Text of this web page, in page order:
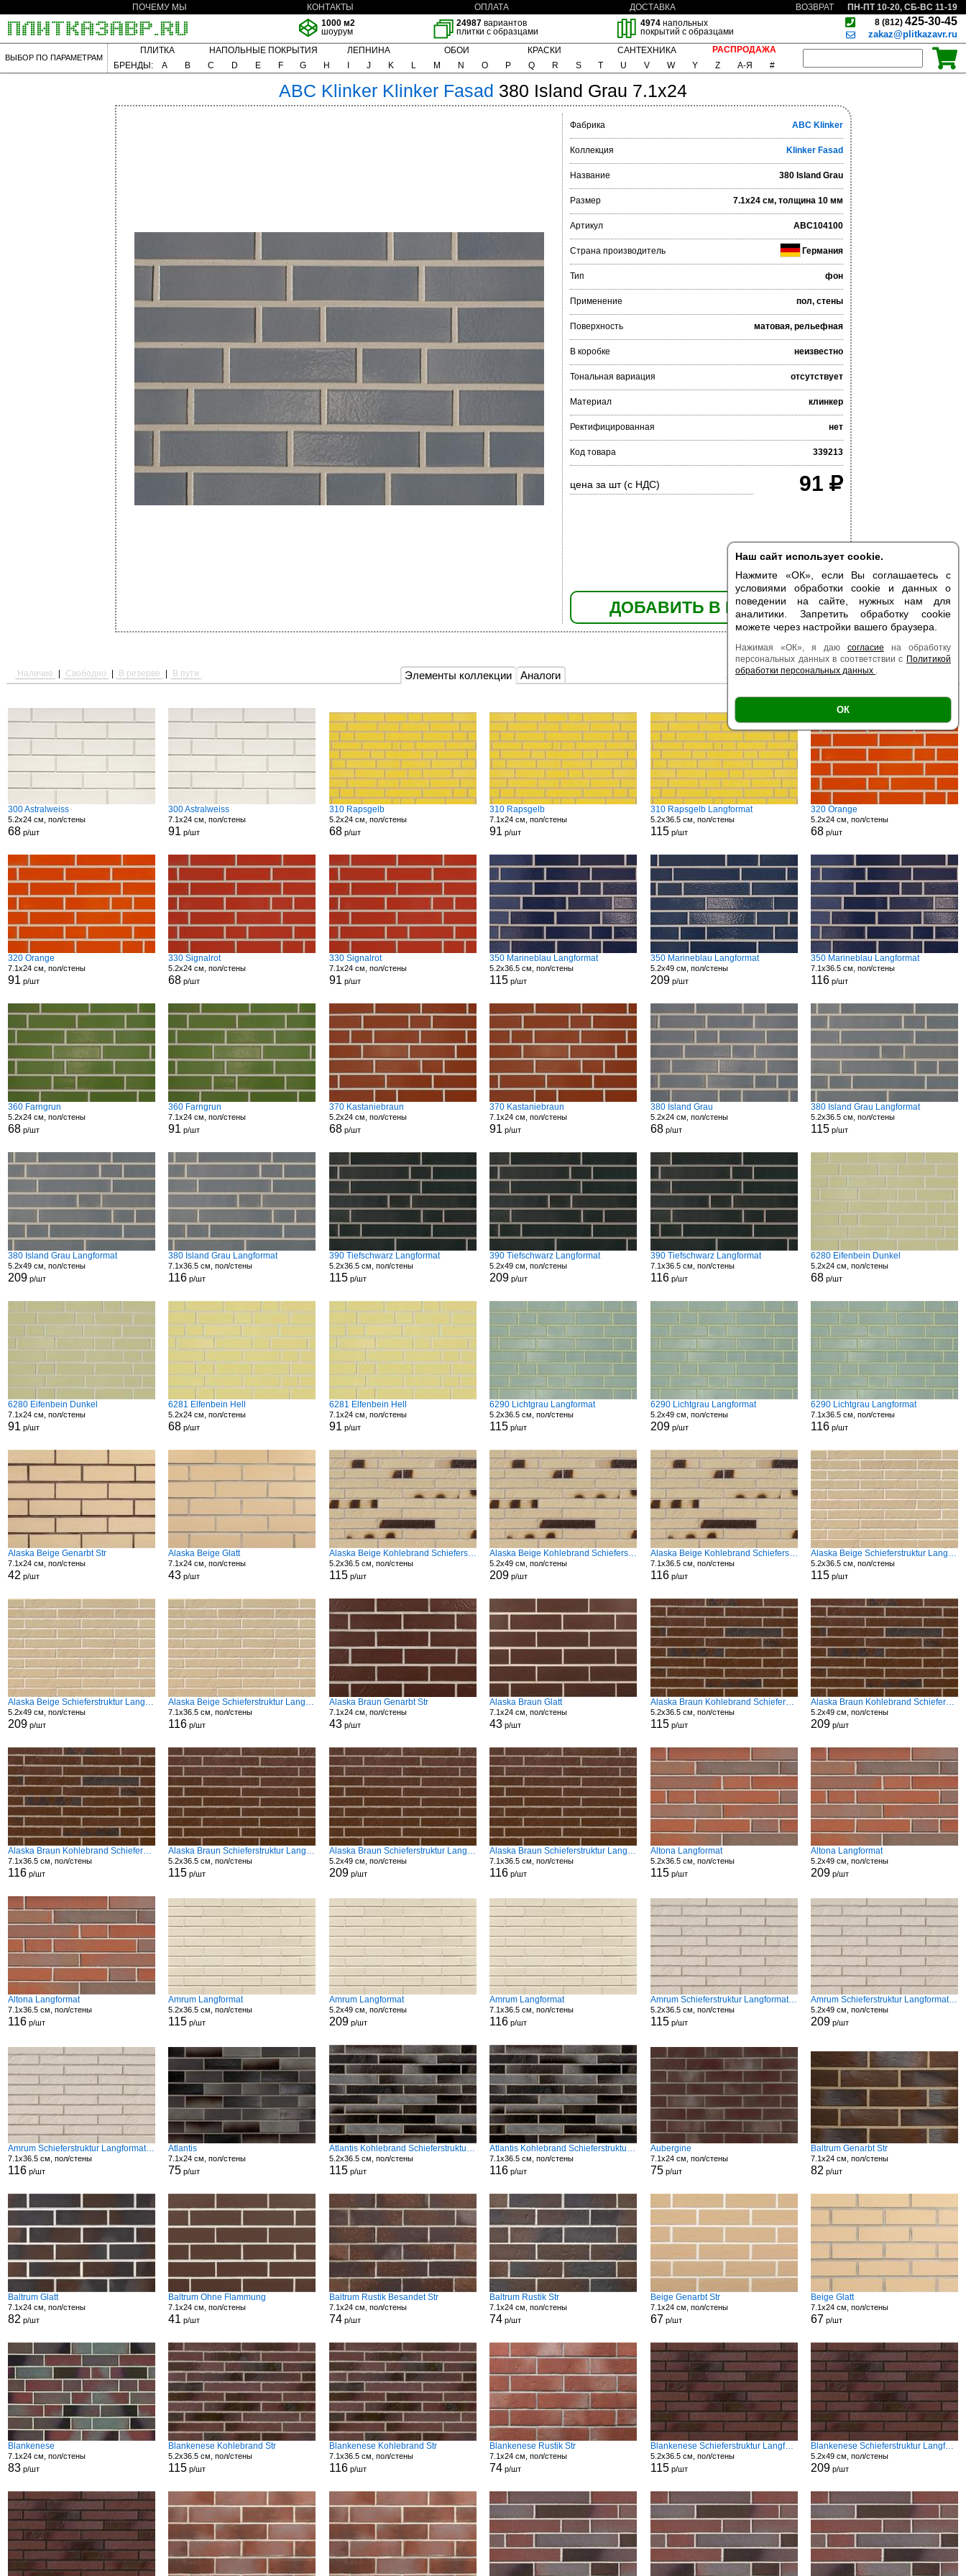
Наш сайт использует cookie.
Нажмите «ОК», если Вы соглашаетесь с
условиями обработки cookie и данных о
поведении на сайте, нужных нам для
аналитики. Запретить обработку cookie
можете через настройки вашего браузера.
Нажимая «ОК», я даю согласие на обработку
персональных данных в соответствии с Политикой
обработки персональных данных .
ОК
ПОЧЕМУ МЫ КОНТАКТЫ ОПЛАТА ДОСТАВКА ВОЗВРАТ
ПН-ПТ 10-20, СБ-ВС 11-19
1000 м2
шоурум
24987 вариантов
плитки с образцами
4974напольных
покрытий с образцами
8 (812) 425-30-45
zakaz@plitkazavr.ru
ВЫБОР ПО ПАРАМЕТРАМ
ПЛИТКА НАПОЛЬНЫЕ ПОКРЫТИЯ ЛЕПНИНА ОБОИ КРАСКИ САНТЕХНИКА
РАСПРОДАЖА
БРЕНДЫ:
A B C D E F G H J K L M N O P Q R S T U V W Y Z А-Я #
ABC Klinker Klinker Fasad 380 Island Grau 7.1x24
Фабрика ABC Klinker
Коллекция Klinker Fasad
Название 380 Island Grau
Размер 7.1x24 см, толщина 10 мм
Артикул ABC104100
Страна производитель Германия
Тип фон
Применение пол, стены
Поверхность матовая, рельефная
В коробке неизвестно
Тональная вариация отсутствует
Материал клинкер
Ректифицированная нет
Код товара 339213
цена за шт (с НДС) 91
ДОБАВИТЬ В КОРЗИНУ
Элементы коллекции Аналоги
Наличие Свободно В резерве В пути Есть образец | Поверхность |
300 Astralweiss
5.2x24 см, пол/стены
68р/шт
300 Astralweiss
7.1x24 см, пол/стены
91 р/шт
310 Rapsgelb
5.2x24 см, пол/стены
68р/шт
310 Rapsgelb
7.1x24 см, пол/стены
91 р/шт
310 Rapsgelb Langformat
5.2x36.5 см, пол/стены
115р/шт
320 Orange
5.2x24 см, пол/стены
68 р/шт
320 Orange
7.1x24 см, пол/стены
91 р/шт
330 Signalrot
5.2x24 см, пол/стены
68 р/шт
330 Signalrot
7.1x24 см, пол/стены
91 р/шт
350 Marineblau Langformat
5.2x36.5 см, пол/стены
115 р/шт
350 Marineblau Langformat
5.2x49 см, пол/стены
209р/шт
350 Marineblau Langformat
7.1x36.5 см, пол/стены
116 р/шт
360 Farngrun
5.2x24 см, пол/стены
68р/шт
360 Farngrun
7.1x24 см, пол/стены
91 р/шт
370 Kastaniebraun
5.2x24 см, пол/стены
68р/шт
370 Kastaniebraun
7.1x24 см, пол/стены
91 р/шт
380 Island Grau
5.2x24 см, пол/стены
68р/шт
380 Island Grau Langformat
5.2x36.5 см, пол/стены
115 р/шт
380 Island Grau Langformat
5.2x49 см, пол/стены
209р/шт
380 Island Grau Langformat
7.1x36.5 см, пол/стены
116 р/шт
390 Tiefschwarz Langformat
5.2x36.5 см, пол/стены
115р/шт
390 Tiefschwarz Langformat
5.2x49 см, пол/стены
209 р/шт
390 Tiefschwarz Langformat
7.1x36.5 см, пол/стены
116р/шт
6280 Eifenbein Dunkel
5.2x24 см, пол/стены
68 р/шт
6280 Eifenbein Dunkel
7.1x24 см, пол/стены
91 р/шт
6281 Elfenbein Hell
5.2x24 см, пол/стены
68 р/шт
6281 Elfenbein Hell
7.1x24 см, пол/стены
91 р/шт
6290 Lichtgrau Langformat
5.2x36.5 см, пол/стены
115 р/шт
6290 Lichtgrau Langformat
5.2x49 см, пол/стены
209р/шт
6290 Lichtgrau Langformat
7.1x36.5 см, пол/стены
116 р/шт
Alaska Beige Genarbt Str
7.1x24 см, пол/стены
42 р/шт
Alaska Beige Glatt
7.1x24 см, пол/стены
43 р/шт
Alaska Beige Kohlebrand Schieferstruktur Langformat Str
5.2x36.5 см, пол/стены
115р/шт
Alaska Beige Kohlebrand Schieferstruktur Langformat Str
5.2x49 см, пол/стены
209 р/шт
Alaska Beige Kohlebrand Schieferstruktur Langformat Str
7.1x36.5 см, пол/стены
116р/шт
Alaska Beige Schieferstruktur Langformat Str
5.2x36.5 см, пол/стены
115 р/шт
Alaska Beige Schieferstruktur Langformat Str
5.2x49 см, пол/стены
209р/шт
Alaska Beige Schieferstruktur Langformat Str
7.1x36.5 см, пол/стены
116 р/шт
Alaska Braun Genarbt Str
7.1x24 см, пол/стены
43р/шт
Alaska Braun Glatt
7.1x24 см, пол/стены
43 р/шт
Alaska Braun Kohlebrand Schieferstruktur Langformat Str
5.2x36.5 см, пол/стены
115р/шт
Alaska Braun Kohlebrand Schieferstruktur Langformat Str
5.2x49 см, пол/стены
209 р/шт
Alaska Braun Kohlebrand Schieferstruktur Langformat Str
7.1x36.5 см, пол/стены
116р/шт
Alaska Braun Schieferstruktur Langformat Str
5.2x36.5 см, пол/стены
115 р/шт
Alaska Braun Schieferstruktur Langformat Str
5.2x49 см, пол/стены
209р/шт
Alaska Braun Schieferstruktur Langformat Str
7.1x36.5 см, пол/стены
116 р/шт
Altona Langformat
5.2x36.5 см, пол/стены
115р/шт
Altona Langformat
5.2x49 см, пол/стены
209 р/шт
Altona Langformat
7.1x36.5 см, пол/стены
116р/шт
Amrum Langformat
5.2x36.5 см, пол/стены
115 р/шт
Amrum Langformat
5.2x49 см, пол/стены
209р/шт
Amrum Langformat
7.1x36.5 см, пол/стены
116 р/шт
Amrum Schieferstruktur Langformat Str
5.2x36.5 см, пол/стены
115р/шт
Amrum Schieferstruktur Langformat Str
5.2x49 см, пол/стены
209 р/шт
Amrum Schieferstruktur Langformat Str
7.1x36.5 см, пол/стены
116р/шт
Atlantis
7.1x24 см, пол/стены
75 р/шт
Atlantis Kohlebrand Schieferstruktur Langformat Str
5.2x36.5 см, пол/стены
115р/шт
Atlantis Kohlebrand Schieferstruktur Langformat Str
7.1x36.5 см, пол/стены
116 р/шт
Aubergine
7.1x24 см, пол/стены
75р/шт
Baltrum Genarbt Str
7.1x24 см, пол/стены
82 р/шт
Baltrum Glatt
7.1x24 см, пол/стены
82 р/шт
Baltrum Ohne Flammung
7.1x24 см, пол/стены
41 р/шт
Baltrum Rustik Besandet Str
7.1x24 см, пол/стены
74р/шт
Baltrum Rustik Str
7.1x24 см, пол/стены
74 р/шт
Beige Genarbt Str
7.1x24 см, пол/стены
67 р/шт
Beige Glatt
7.1x24 см, пол/стены
67 р/шт
Blankenese
7.1x24 см, пол/стены
83р/шт
Blankenese Kohlebrand Str
5.2x36.5 см, пол/стены
115 р/шт
Blankenese Kohlebrand Str
7.1x36.5 см, пол/стены
116р/шт
Blankenese Rustik Str
7.1x24 см, пол/стены
74 р/шт
Blankenese Schieferstruktur Langformat Str
5.2x36.5 см, пол/стены
115р/шт
Blankenese Schieferstruktur Langformat Str
5.2x49 см, пол/стены
209 р/шт